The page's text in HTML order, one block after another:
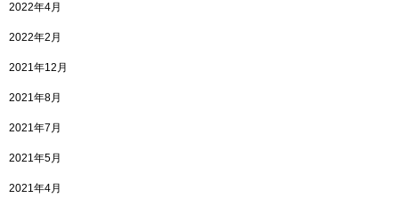
2022年4月
2022年2月
2021年12月
2021年8月
2021年7月
2021年5月
2021年4月